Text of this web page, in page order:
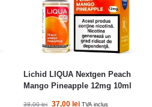
Lichid LIQUA Nextgen Peach
Mango Pineapple 12mg 10ml
38,00lei 37,00 lei TVA inclus